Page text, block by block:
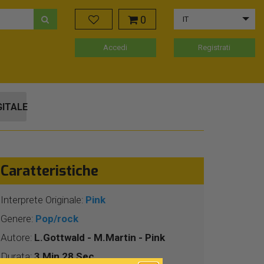
0 IT
Accedi Registrati
Caratteristiche
Interprete Originale: Pink
Genere: Pop/rock
Autore: L.Gottwald - M.Martin - Pink
Durata:3 Min 28 Sec